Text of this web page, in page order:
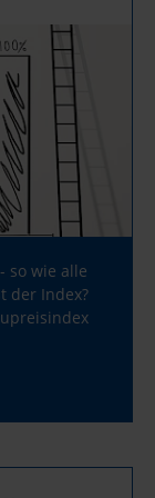
so wie alle
der Index?